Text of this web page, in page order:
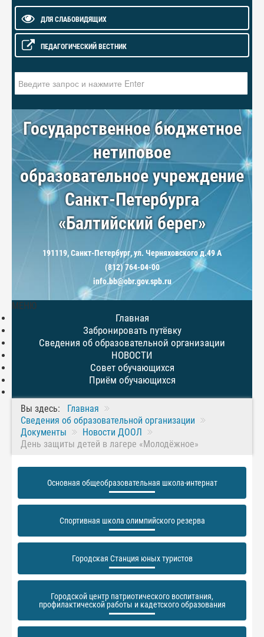
ДЛЯ СЛАБОВИДЯЩИХ
ПЕДАГОГИЧЕСКИЙ ВЕСТНИК
Государственное бюджетное
нетиповое
образовательное учреждение
Санкт-Петербурга
«Балтийский берег»
191119, Санкт-Петербург, ул. Черняховского д.49 А
(812) 764-04-00
info.bb@obr.gov.spb.ru
МЕНЮ
Главная
Забронировать путёвку
Сведения об образовательной организации
НОВОСТИ
Совет обучающихся
Приём обучающихся
Вы здесь:
Главная
Сведения об образовательной организации
Документы
Новости ДООЛ
День защиты детей в лагере «Молодёжное»
Основная общеобразовательная школа-интернат
Спортивная школа олимпийского резерва
Городская Станция юных туристов
Городской центр патриотического воспитания,
профилактической работы и кадетского образования